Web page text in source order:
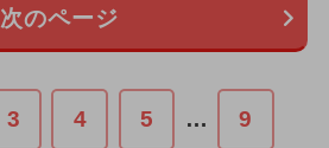
次のページ
3 4 5 … 9